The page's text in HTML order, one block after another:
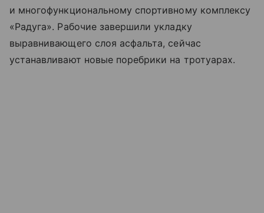
и многофункциональному спортивному комплексу
«Радуга». Рабочие завершили укладку
выравнивающего слоя асфальта, сейчас
устанавливают новые поребрики на тротуарах.